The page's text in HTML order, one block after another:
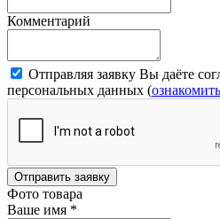
Комментарий
Отправляя заявку Вы даёте
персональных данных (
Отправить заявку
Фото товара
Ваше имя *